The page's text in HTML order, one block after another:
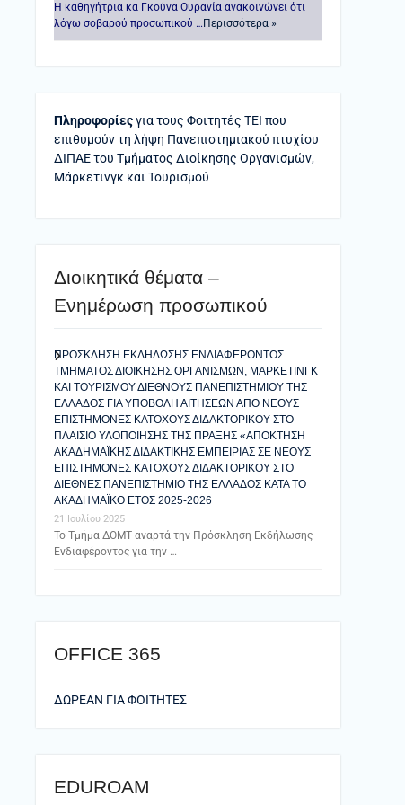
Η καθηγήτρια κα Γκούνα Ουρανία ανακοινώνει ότι
λόγω σοβαρού προσωπικού … Περισσότερα »
Πληροφορίεςγια τους Φοιτητές ΤΕΙ που
επιθυμούν τη λήψη Πανεπιστημιακού πτυχίου
ΔΙΠΑΕ του Τμήματος Διοίκησης Οργανισμών,
Μάρκετινγκ και Τουρισμού
Διοικητικά θέματα –
Ενημέρωση προσωπικού
ΠΡΟΣΚΛΗΣΗ ΕΚΔΗΛΩΣΗΣ ΕΝΔΙΑΦΕΡΟΝΤΟΣ
ΤΜΗΜΑΤΟΣ ΔΙΟΙΚΗΣΗΣ ΟΡΓΑΝΙΣΜΩΝ, ΜΑΡΚΕΤΙΝΓΚ
ΚΑΙ ΤΟΥΡΙΣΜΟΥ ΔΙΕΘΝΟΥΣ ΠΑΝΕΠΙΣΤΗΜΙΟΥ ΤΗΣ
ΕΛΛΑΔΟΣ ΓΙΑ ΥΠΟΒΟΛΗ ΑΙΤΗΣΕΩΝ ΑΠΟ ΝΕΟΥΣ
ΕΠΙΣΤΗΜΟΝΕΣ ΚΑΤΟΧΟΥΣ ΔΙΔΑΚΤΟΡΙΚΟΥ ΣΤΟ
ΠΛΑΙΣΙΟ ΥΛΟΠΟΙΗΣΗΣ ΤΗΣ ΠΡΑΞΗΣ «ΑΠΟΚΤΗΣΗ
ΑΚΑΔΗΜΑΪΚΗΣ ΔΙΔΑΚΤΙΚΗΣ ΕΜΠΕΙΡΙΑΣ ΣΕ ΝΕΟΥΣ
ΕΠΙΣΤΗΜΟΝΕΣ ΚΑΤΟΧΟΥΣ ΔΙΔΑΚΤΟΡΙΚΟΥ ΣΤΟ
ΔΙΕΘΝΕΣ ΠΑΝΕΠΙΣΤΗΜΙΟ ΤΗΣ ΕΛΛΑΔΟΣ ΚΑΤΑ ΤΟ
ΑΚΑΔΗΜΑΪΚΟ ΕΤΟΣ 2025-2026
21 Ιουλίου 2025
Το Τμήμα ΔΟΜΤ αναρτά την Πρόσκληση Εκδήλωσης
Ενδιαφέροντος για την …
ΟFFICE 365
ΔΩΡΕΑΝ ΓΙΑ ΦΟΙΤΗΤΕΣ
EDUROAM